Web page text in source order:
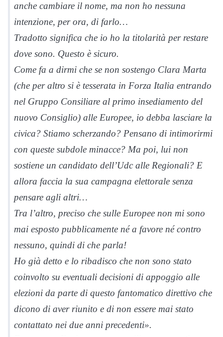
anche cambiare il nome, ma non ho nessuna
intenzione, per ora, di farlo…
Tradotto significa che io ho la titolarità per restare
dove sono. Questo è sicuro.
Come fa a dirmi che se non sostengo Clara Marta
(che per altro si è tesserata in Forza Italia entrando
nel Gruppo Consiliare al primo insediamento del
nuovo Consiglio) alle Europee, io debba lasciare la
civica? Stiamo scherzando? Pensano di intimorirmi
con queste subdole minacce? Ma poi, lui non
sostiene un candidato dell’Udc alle Regionali? E
allora faccia la sua campagna elettorale senza
pensare agli altri…
Tra l’altro, preciso che sulle Europee non mi sono
mai esposto pubblicamente né a favore né contro
nessuno, quindi di che parla!
Ho già detto e lo ribadisco che non sono stato
coinvolto su eventuali decisioni di appoggio alle
elezioni da parte di questo fantomatico direttivo che
dicono di aver riunito e di non essere mai stato
contattato nei due anni precedenti».